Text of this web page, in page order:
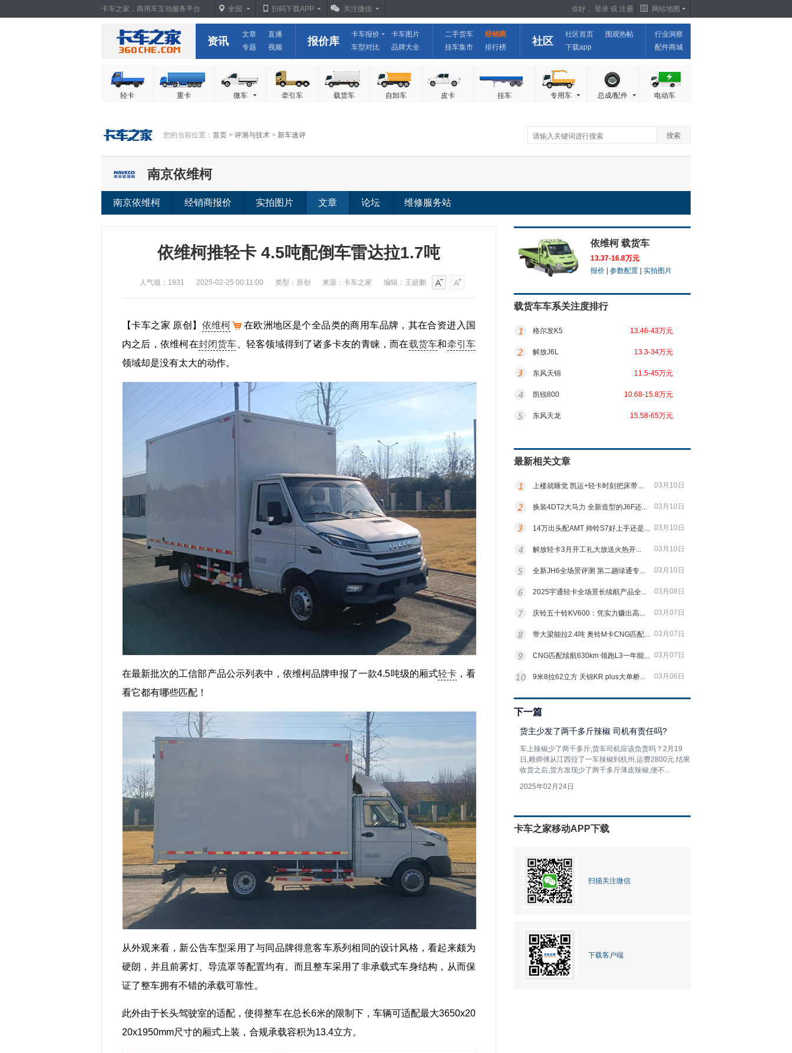
你好， 登录 或 注册 网站地图
卡车之家，商用车互动服务平台 全国 扫码下载APP 关注微信
资讯
文章
直播
专题
视频 报价库
卡车报价
卡车图片
车型对比
品牌大全
二手货车
经销商
挂车集市
排行榜 社区
社区首页
围观热帖
下载app
行业洞察
配件商城
轻卡 重卡 微车 牵引车 载货车 自卸车 皮卡 挂车 专用车 总成/配件 电动车
您的当前位置： 首页 > 评测与技术 > 新车速评
南京依维柯
南京依维柯 经销商报价 实拍图片 文章 论坛 维修服务站
依维柯推轻卡 4.5吨配倒车雷达拉1.7吨
人气值：1931 2025-02-25 00:11:00 类型：原创 来源：卡车之家 编辑：王超鹏
【卡车之家 原创】 依维柯
在欧洲地区是个全品类的商用车品牌，其在合资进入国
内之后，依维柯在封闭货车 、轻客领域得到了诸多卡友的青睐，而在载货车和牵引车
领域却是没有太大的动作。
在最新批次的工信部产品公示列表中，依维柯品牌申报了一款4.5吨级的厢式轻卡，看
看它都有哪些匹配！
从外观来看，新公告车型采用了与同品牌得意客车系列相同的设计风格，看起来颇为
硬朗，并且前雾灯、导流罩等配置均有。而且整车采用了非承载式车身结构，从而保
证了整车拥有不错的承载可靠性。
此外由于长头驾驶室的适配，使得整车在总长6米的限制下，车辆可适配最大3650x20
20x1950mm尺寸的厢式上装，合规承载容积为13.4立方。
依维柯 载货车
13.37-16.8万元
报价
参数配置 实拍图片
载货车车系关注度排行
格尔发K5 13.46-43万元
解放J6L 13.3-34万元
东风天锦 11.5-45万元
凯锐800 10.68-15.8万元
东风天龙 15.58-65万元
最新相关文章
上楼就睡觉 凯运+轻卡时刻把床带... 03月10日
换装4DT2大马力 全新造型的J6F还... 03月10日
14万出头配AMT 帅铃S7好上手还是... 03月10日
解放轻卡3月开工礼大放送火热开... 03月10日
全新JH6全场景评测 第二趟绿通专... 03月10日
2025宇通轻卡全场景长续航产品全... 03月08日
庆铃五十铃KV600：凭实力赚出高... 03月07日
带大梁能拉2.4吨 奥铃M卡CNG匹配... 03月07日
CNG匹配续航630km 领跑L3一年能... 03月07日
9米8拉62立方 天锦KR plus大单桥... 03月06日
下一篇
货主少发了两千多斤辣椒 司机有责任吗?
车上辣椒少了两千多斤,货车司机应该负责吗？2月19
日,赖师傅从江西拉了一车辣椒到杭州,运费2800元.结果
收货之后,货方发现少了两千多斤薄皮辣椒,便不...
2025年02月24日
卡车之家移动APP下载
扫描关注微信
下载客户端